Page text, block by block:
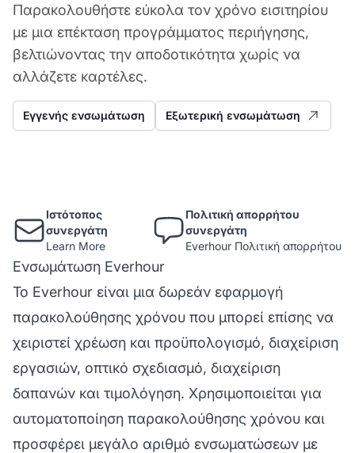
Παρακολουθήστε εύκολα τον χρόνο εισιτηρίου
με μια επέκταση προγράμματος περιήγησης,
βελτιώνοντας την αποδοτικότητα χωρίς να
αλλάζετε καρτέλες.
Εγγενής ενσωμάτωση Εξωτερική ενσωμάτωση
Ιστότοπος
συνεργάτη
Learn More
Πολιτική απορρήτου
συνεργάτη
Everhour Πολιτική απορρήτου
Ενσωμάτωση Everhour
Το Everhour είναι μια δωρεάν εφαρμογή
παρακολούθησης χρόνου που μπορεί επίσης να
χειριστεί χρέωση και προϋπολογισμό, διαχείριση
εργασιών, οπτικό σχεδιασμό, διαχείριση
δαπανών και τιμολόγηση. Χρησιμοποιείται για
αυτοματοποίηση παρακολούθησης χρόνου και
προσφέρει μεγάλο αριθμό ενσωματώσεων με